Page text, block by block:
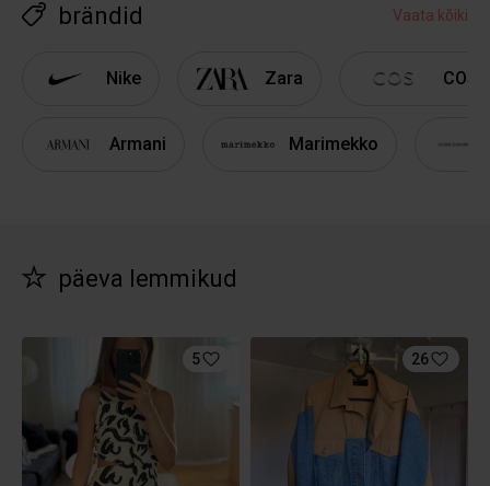
brändid Vaata kõiki
Nike Zara COS
Armani Marimekko
päeva lemmikud
5 26